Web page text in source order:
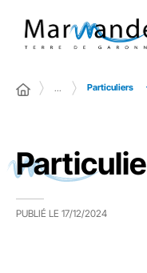
… Particuliers
PUBLIÉ LE 17/12/2024